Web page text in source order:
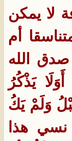
لا يمكن
أم
صدق الله
يَذْكُرُ
وَلَمْ يَكُ
هذا